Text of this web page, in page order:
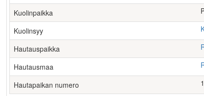
Kuolinpaikka
Kuolinsyy
Hautauspaikka
Hautausmaa
Hautapaikan numero